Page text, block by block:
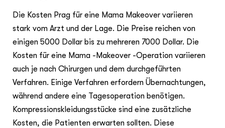
Die Kosten Prag für eine Mama Makeover variieren
stark vom Arzt und der Lage. Die Preise reichen von
einigen 5000 Dollar bis zu mehreren 7000 Dollar. Die
Kosten für eine Mama -Makeover -Operation variieren
auch je nach Chirurgen und dem durchgeführten
Verfahren. Einige Verfahren erfordern Übernachtungen,
während andere eine Tagesoperation benötigen.
Kompressionskleidungsstücke sind eine zusätzliche
Kosten, die Patienten erwarten sollten. Diese